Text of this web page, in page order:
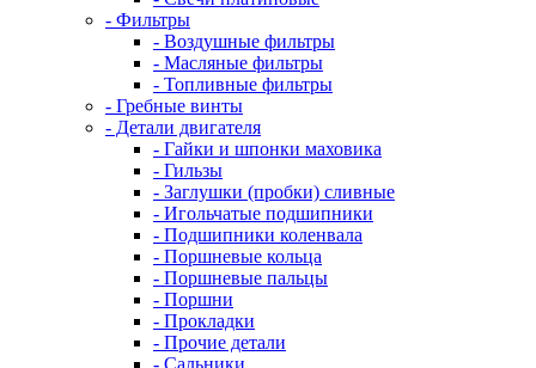
- Фильтры
- Воздушные фильтры
- Масляные фильтры
- Топливные фильтры
- Гребные винты
- Детали двигателя
- Гайки и шпонки маховика
- Гильзы
- Заглушки (пробки) сливные
- Игольчатые подшипники
- Подшипники коленвала
- Поршневые кольца
- Поршневые пальцы
- Поршни
- Прокладки
- Прочие детали
- Сальники